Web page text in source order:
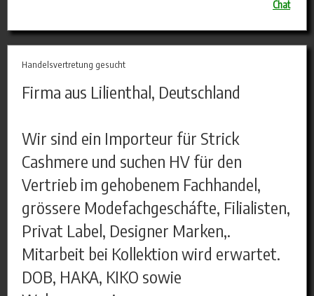
Chat
Handelsvertretung gesucht
Firma aus Lilienthal, Deutschland
Wir sind ein Importeur für Strick
Cashmere und suchen HV für den
Vertrieb im gehobenem Fachhandel,
grössere Modefachgescháfte, Filialisten,
Privat Label, Designer Marken,.
Mitarbeit bei Kollektion wird erwartet.
DOB, HAKA, KIKO sowie